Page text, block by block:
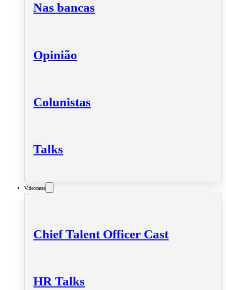
Nas bancas
Opinião
Colunistas
Talks
Videocasts
Chief Talent Officer Cast
HR Talks